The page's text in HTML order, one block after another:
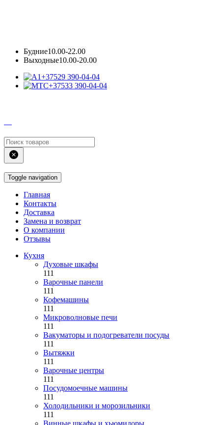
Будние10.00-22.00
Выходные10.00-20.00
+37529 390-04-04
+37533 390-04-04
Toggle navigation
Главная
Контакты
Доставка
Замена и возврат
О компании
Отзывы
Кухня
Духовые шкафы
111
Варочные панели
111
Кофемашины
111
Микроволновые печи
111
Вакуматоры и подогреватели посуды
111
Вытяжки
111
Варочные центры
111
Посудомоечные машины
111
Холодильники и морозильники
111
Винные шкафы и хьюмидоры